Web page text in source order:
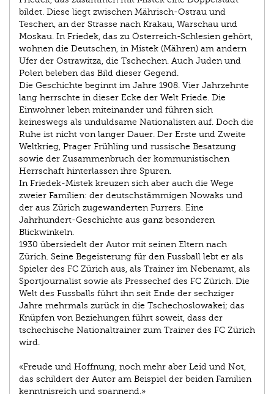
bildet. Diese liegt zwischen Mährisch-Ostrau und
Teschen, an der Strasse nach Krakau, Warschau und
Moskau. In Friedek, das zu Österreich-Schlesien gehört,
wohnen die Deutschen, in Mistek (Mähren) am andern
Ufer der Ostrawitza, die Tschechen. Auch Juden und
Polen beleben das Bild dieser Gegend.
Die Geschichte beginnt im Jahre 1908. Vier Jahrzehnte
lang herrschte in dieser Ecke der Welt Friede. Die
Einwohner leben miteinander und führen sich
keineswegs als unduldsame Nationalisten auf. Doch die
Ruhe ist nicht von langer Dauer. Der Erste und Zweite
Weltkrieg, Prager Frühling und russische Besatzung
sowie der Zusammenbruch der kommunistischen
Herrschaft hinterlassen ihre Spuren.
In Friedek-Mistek kreuzen sich aber auch die Wege
zweier Familien: der deutschstämmigen Nowaks und
der aus Zürich zugewanderten Furrers. Eine
Jahrhundert-Geschichte aus ganz besonderen
Blickwinkeln.
1930 übersiedelt der Autor mit seinen Eltern nach
Zürich. Seine Begeisterung für den Fussball lebt er als
Spieler des FC Zürich aus, als Trainer im Nebenamt, als
Sportjournalist sowie als Pressechef des FC Zürich. Die
Welt des Fussballs führt ihn seit Ende der sechziger
Jahre mehrmals zurück in die Tschechoslowakei; das
Knüpfen von Beziehungen führt soweit, dass der
tschechische Nationaltrainer zum Trainer des FC Zürich
wird.
«Freude und Hoffnung, noch mehr aber Leid und Not,
das schildert der Autor am Beispiel der beiden Familien
kenntnisreich und spannend.»